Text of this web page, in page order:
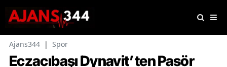
Ajans344 | Spor
Eczacıbaşı Dynavit’ten Pasör